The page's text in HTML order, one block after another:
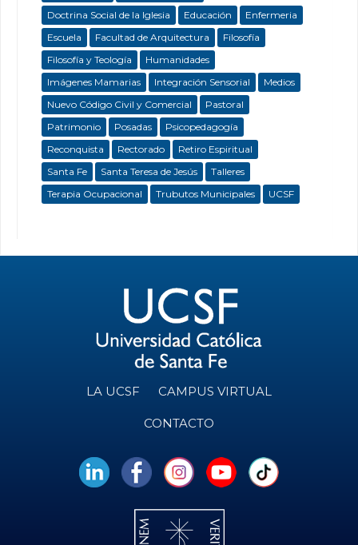
Doctrina Social de la Iglesia
Educación
Enfermeria
Escuela
Facultad de Arquitectura
Filosofía
Filosofía y Teología
Humanidades
Imágenes Mamarias
Integración Sensorial
Medios
Nuevo Código Civil y Comercial
Pastoral
Patrimonio
Posadas
Psicopedagogía
Reconquista
Rectorado
Retiro Espiritual
Santa Fe
Santa Teresa de Jesús
Talleres
Terapia Ocupacional
Trubutos Municipales UCSF
LA UCSF CAMPUS VIRTUAL
CONTACTO